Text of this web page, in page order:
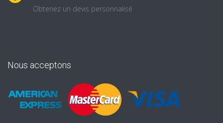
Obtenez un devis personnalisé
Nous acceptons